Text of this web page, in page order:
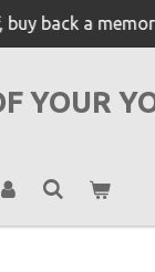
buy back a
YOUR